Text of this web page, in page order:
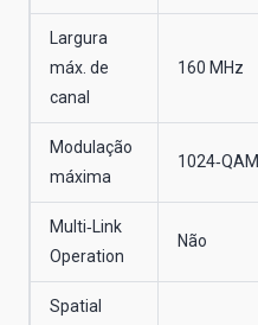
Largura
máx. de
canal
160 MHz
Modulação
máxima
1024‑QAM
Multi‑Link
Operation
Não
Spatial